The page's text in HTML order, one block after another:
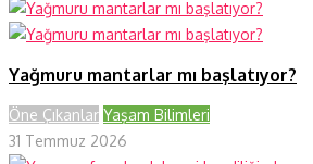
Yağmuru mantarlar mı başlatıyor?
Öne Çıkanlar Yaşam Bilimleri
31 Temmuz 2026